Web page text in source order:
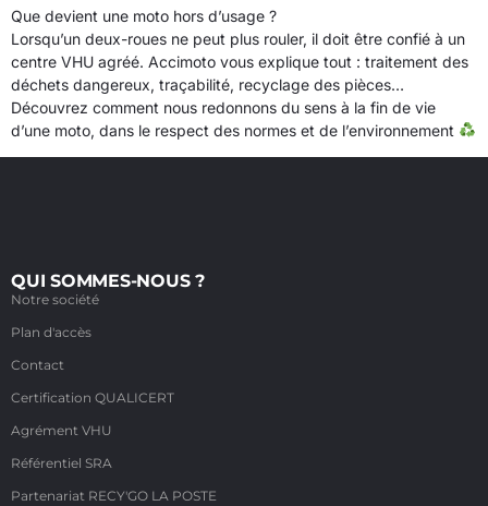
Que devient une moto hors d’usage ?
Lorsqu’un deux-roues ne peut plus rouler, il doit être confié à un
centre VHU agréé. Accimoto vous explique tout : traitement des
déchets dangereux, traçabilité, recyclage des pièces…
Découvrez comment nous redonnons du sens à la fin de vie
d’une moto, dans le respect des normes et de l’environnement
QUI SOMMES-NOUS ?
Notre société
Plan d'accès
Contact
Certification QUALICERT
Agrément VHU
Référentiel SRA
Partenariat RECY'GO LA POSTE